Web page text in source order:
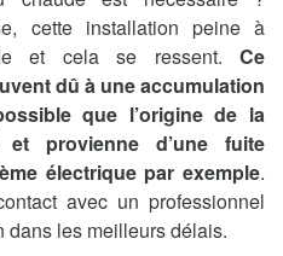
cette installation peine à
et cela se ressent. Ce
dû à une accumulation
que l’origine de la
provienne d’une fuite
électrique par exemple.
avec un professionnel
dans les meilleurs délais.